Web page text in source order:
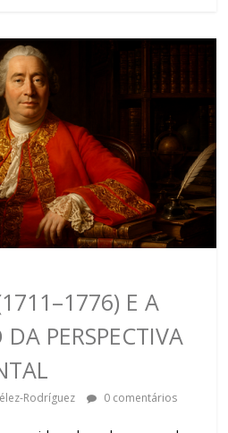
E A
PERSPECTIVA
Rodríguez 0 comentários